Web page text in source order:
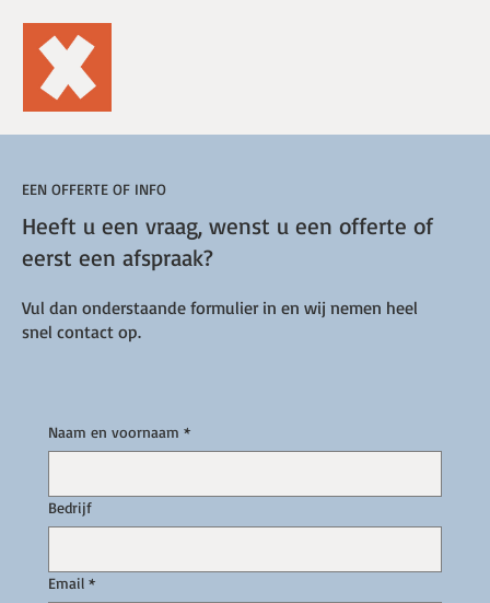
EEN OFFERTE OF INFO
Heeft u een vraag, wenst u een offerte of
eerst een afspraak?
Vul dan onderstaande formulier in en wij nemen heel
snel contact op.
Naam en voornaam *
Bedrijf
Email *